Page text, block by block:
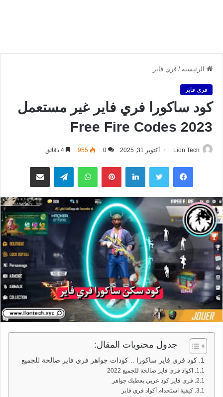
الرئيسية / فري فاير
فري فاير
كود ساكورا فري فاير غير مستعمل
Free Fire Codes 2023
Lion Tech أكتوبر 31, 2025 0
955
فيسبوك تويتر لينكدإن بينتيريستواتساب تيلقرام مشاركة عبر البريد
جدول محتويات المقال:
كود فري فاير ساكورا .. كودات جواهر فري فاير صالحة للجميع
اكواد فري فاير صالحة للجميع 2022
فري فاير كود عربي يعطيك جواهر
كيفية استخدام أكواد فري فاير